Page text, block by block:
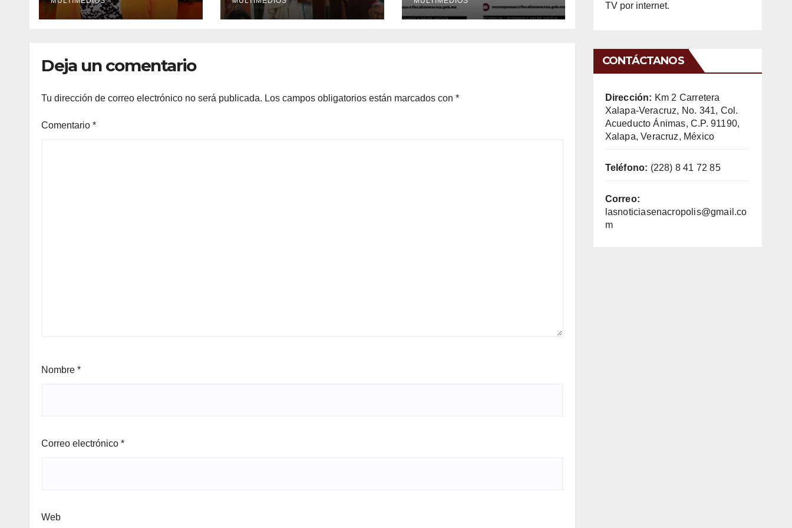
en Ixhuatlán del
Sureste
periodista Avisack
Douglas
Deja un comentario
Tu dirección de correo electrónico no será publicada. Los campos obligatorios están marcados con *
Comentario *
Nombre *
Correo electrónico *
Web
TV por internet.
CONTÁCTANOS
Dirección: Km 2 Carretera
Xalapa-Veracruz, No. 341, Col.
Acueducto Ánimas, C.P. 91190,
Xalapa, Veracruz, México
Teléfono: (228) 8 41 72 85
Correo:
lasnoticiasenacropolis@gmail.co
m